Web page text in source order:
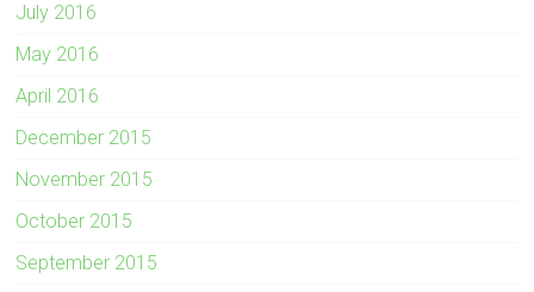
July 2016
May 2016
April 2016
December 2015
November 2015
October 2015
September 2015